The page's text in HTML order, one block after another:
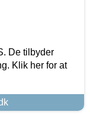
De tilbyder
Klik her for at